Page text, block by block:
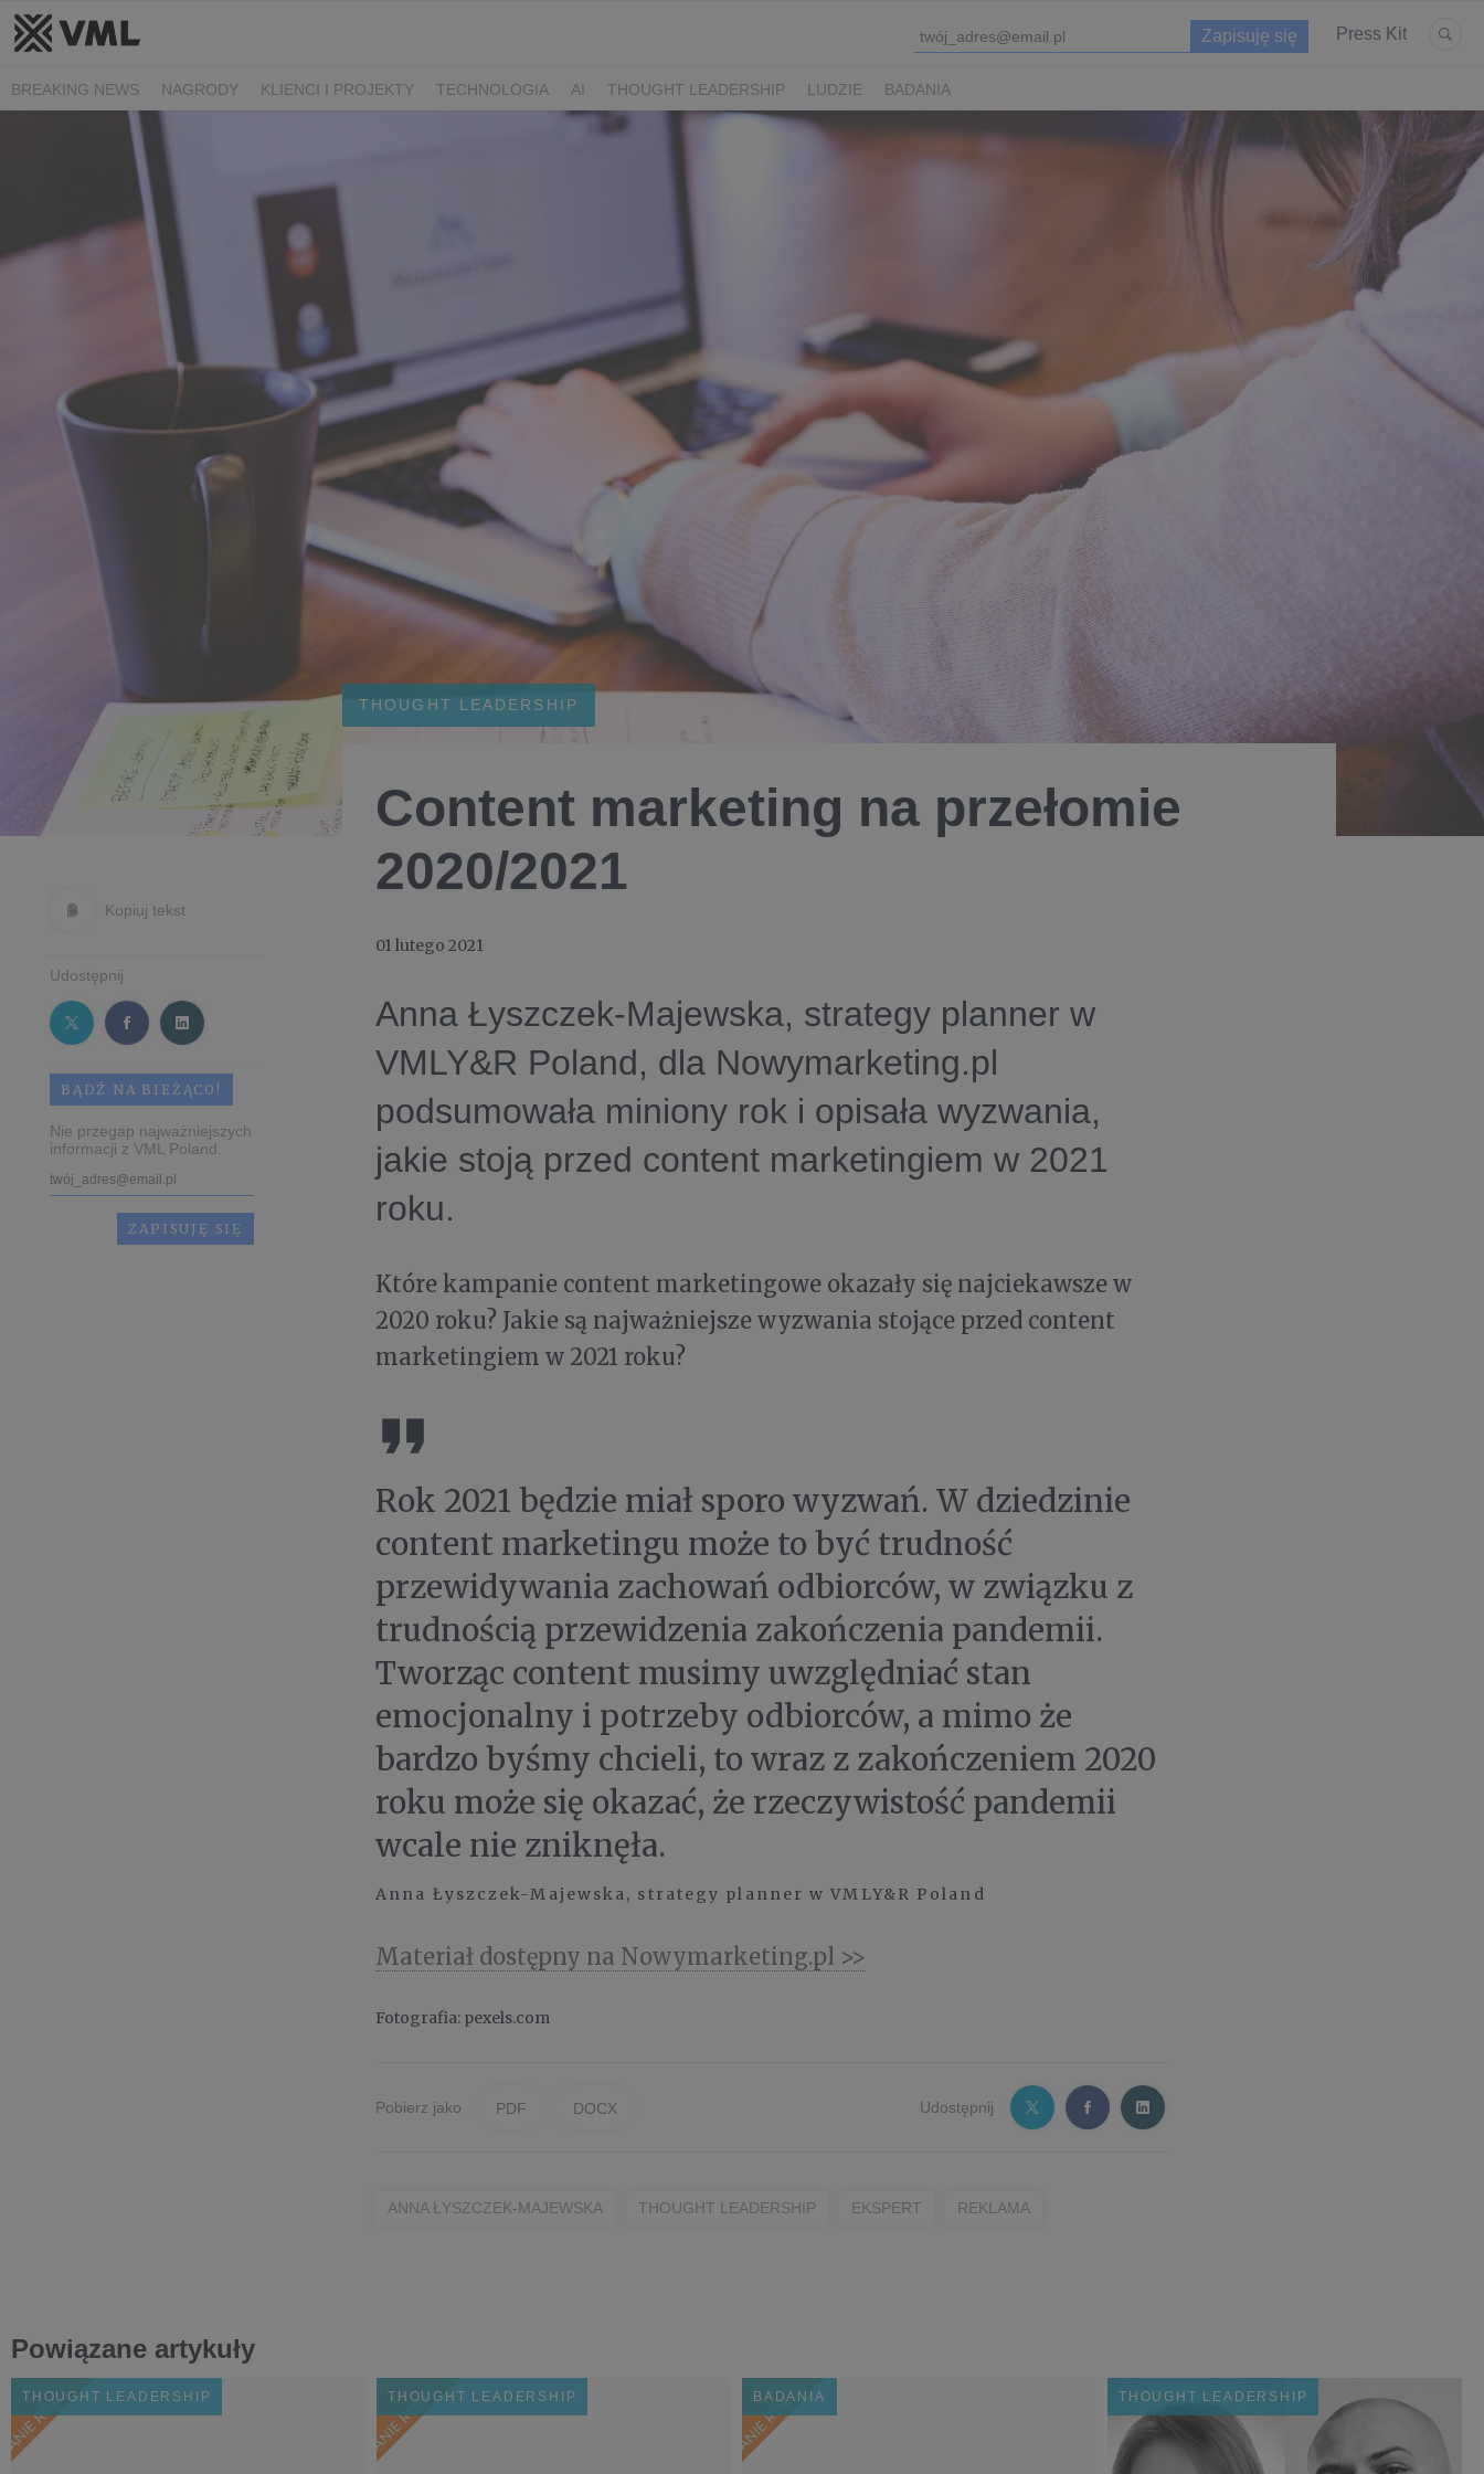
Press Kit
BREAKING NEWS NAGRODY KLIENCI I PROJEKTY TECHNOLOGIA AI THOUGHT LEADERSHIP LUDZIE BADANIA
Kopiuj tekst
Udostępnij
BĄDŹ NA BIEŻĄCO!
Nie przegap najważniejszych
informacji z VML Poland.
THOUGHT LEADERSHIP
Content marketing na przełomie
2020/2021
01 lutego 2021
Anna Łyszczek-Majewska, strategy planner w
VMLY&R Poland, dla Nowymarketing.pl
podsumowała miniony rok i opisała wyzwania,
jakie stoją przed content marketingiem w 2021
roku.
Które kampanie content marketingowe okazały się najciekawsze w
2020 roku? Jakie są najważniejsze wyzwania stojące przed content
marketingiem w 2021 roku?
Rok 2021 będzie miał sporo wyzwań. W dziedzinie
content marketingu może to być trudność
przewidywania zachowań odbiorców, w związku z
trudnością przewidzenia zakończenia pandemii.
Tworząc content musimy uwzględniać stan
emocjonalny i potrzeby odbiorców, a mimo że
bardzo byśmy chcieli, to wraz z zakończeniem 2020
roku może się okazać, że rzeczywistość pandemii
wcale nie zniknęła.
Anna Łyszczek-Majewska, strategy planner w VMLY&R Poland
Materiał dostępny na Nowymarketing.pl >>
Fotografia: pexels.com
Pobierz jako PDF DOCX Udostępnij
ANNA ŁYSZCZEK-MAJEWSKA THOUGHT LEADERSHIP EKSPERT REKLAMA
Powiązane artykuły
THOUGHT LEADERSHIP THOUGHT LEADERSHIP BADANIA THOUGHT LEADERSHIP